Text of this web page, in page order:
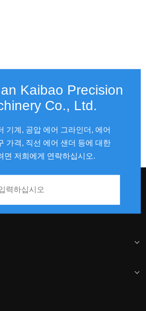
Kaibao Precision
Co., Ltd.
기계, 공압 에어 그라인더, 에어
가격, 직선 에어 샌더 등에 대한
면 저희에게 연락하십시오.